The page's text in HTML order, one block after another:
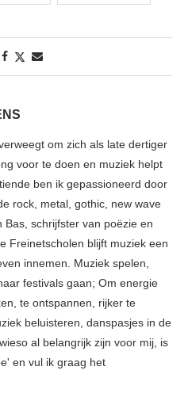
om zich als late dertiger
voor te doen en muziek helpt
ben ik gepassioneerd door
rock, metal, gothic, new wave
schrijfster van poëzie en
Freinetscholen blijft muziek een
innemen. Muziek spelen,
festivals gaan; Om energie
te ontspannen, rijker te
beluisteren, danspasjes in de
al belangrijk zijn voor mij, is
en vul ik graag het